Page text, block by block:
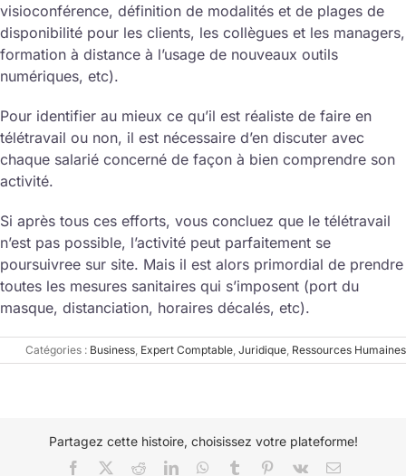
visioconférence, définition de modalités et de plages de
disponibilité pour les clients, les collègues et les managers,
formation à distance à l’usage de nouveaux outils
numériques, etc).
Pour identifier au mieux ce qu’il est réaliste de faire en
télétravail ou non, il est nécessaire d’en discuter avec
chaque salarié concerné de façon à bien comprendre son
activité.
Si après tous ces efforts, vous concluez que le télétravail
n’est pas possible, l’activité peut parfaitement se
poursuivree sur site. Mais il est alors primordial de prendre
toutes les mesures sanitaires qui s’imposent (port du
masque, distanciation, horaires décalés, etc).
Catégories : Business Expert Comptable Juridique Ressources Humaines
Partagez cette histoire, choisissez votre plateforme!
Facebook RedditLinkedInWhatsApp
Tumblr Pinterest
Vk Email